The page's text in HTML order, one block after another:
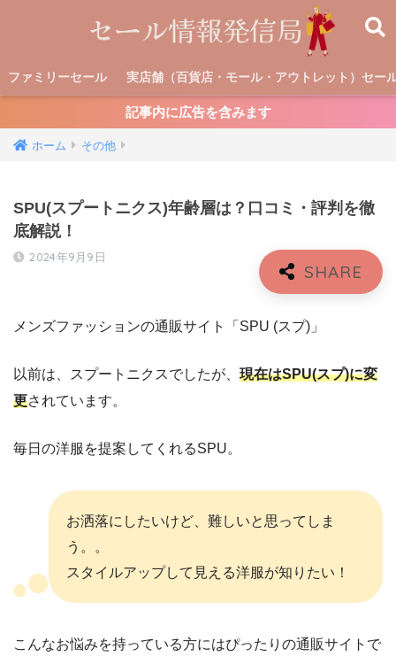
ファミリーセール 実店舗（百貨店・モール・アウトレット）セー
記事内に広告を含みます
ホーム その他
SPU(スプートニクス)年齢層は？口コミ・評判を徹
底解説！
2024年9月9日
メンズファッションの通販サイト「SPU (スプ)」
以前は、スプートニクスでしたが、 現在はSPU(スプ)に変
更されています。
毎日の洋服を提案してくれるSPU。
お洒落にしたいけど、難しいと思ってしま
う。。
スタイルアップして見える洋服が知りたい！
こんなお悩みを持っている方にはぴったりの通販サイトで